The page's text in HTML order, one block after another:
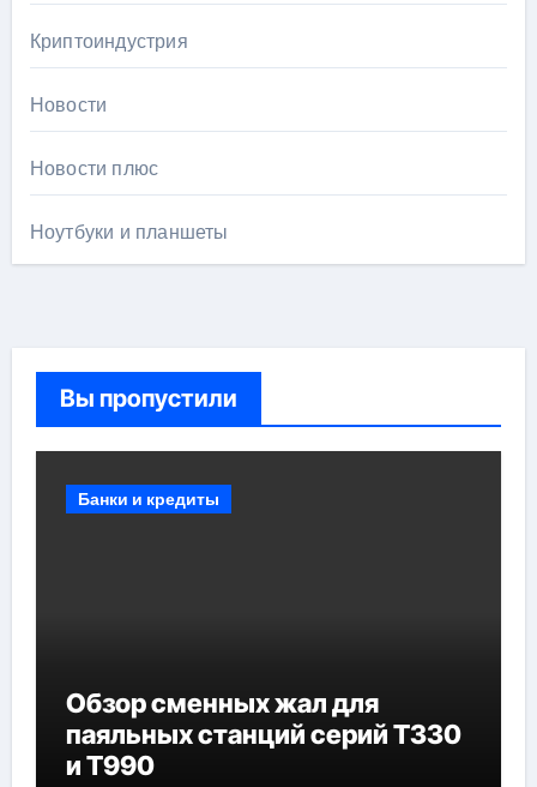
Криптоиндустрия
Новости
Новости плюс
Ноутбуки и планшеты
Вы пропустили
Банки и кредиты
Обзор сменных жал для
паяльных станций серий T330
и T990